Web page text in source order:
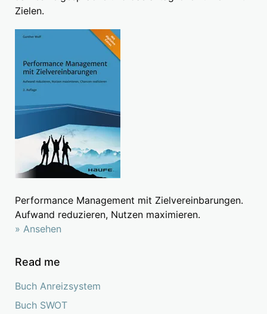
Zielen.
Performance Management mit Zielvereinbarungen.
Aufwand reduzieren, Nutzen maximieren.
» Ansehen
Read me
Buch Anreizsystem
Buch SWOT